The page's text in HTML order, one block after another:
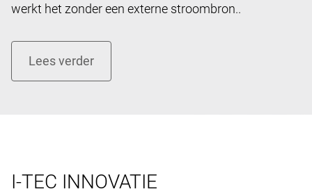
werkt het zonder een externe stroombron..
I-TEC INNOVATIE